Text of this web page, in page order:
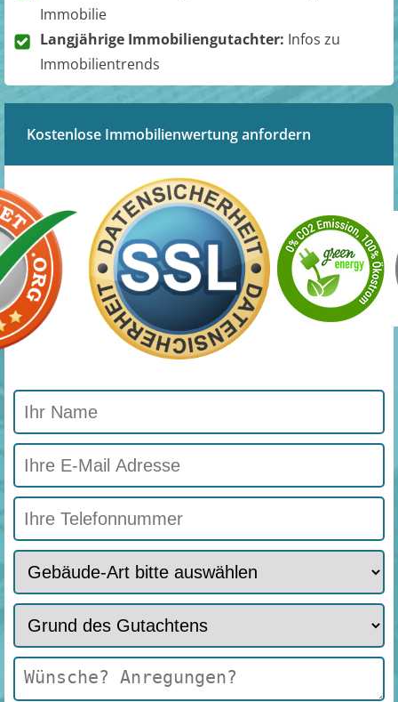
Immobilie
Langjährige Immobiliengutachter: Infos zu
Immobilientrends
Kostenlose Immobilienwertung anfordern